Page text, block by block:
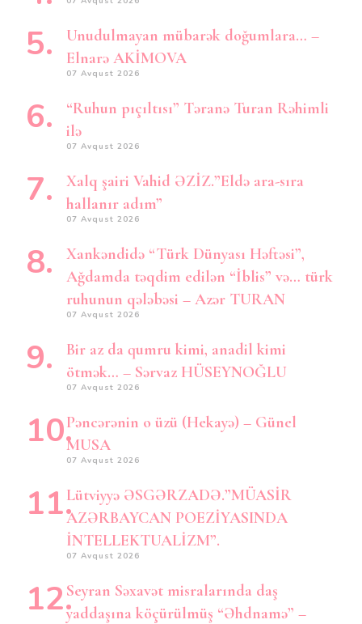
Unudulmayan mübarək doğumlara… –
Elnarə AKİMOVA
07 Avqust 2026
“Ruhun pıçıltısı” Təranə Turan Rəhimli
ilə
07 Avqust 2026
Xalq şairi Vahid ƏZİZ.”Eldə ara-sıra
hallanır adım”
07 Avqust 2026
Xankəndidə “Türk Dünyası Həftəsi”,
Ağdamda təqdim edilən “İblis” və… türk
ruhunun qələbəsi – Azər TURAN
07 Avqust 2026
Bir az da qumru kimi, anadil kimi
ötmək… – Sərvaz HÜSEYNOĞLU
07 Avqust 2026
Pəncərənin o üzü (Hekayə) – Günel
MUSA
07 Avqust 2026
Lütviyyə ƏSGƏRZADƏ.”MÜASİR
AZƏRBAYCAN POEZİYASINDA
İNTELLEKTUALİZM”.
07 Avqust 2026
Seyran Səxavət misralarında daş
yaddaşına köçürülmüş “Əhdnamə” –